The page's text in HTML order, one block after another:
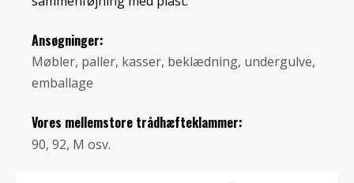
Ansøgninger:
Møbler, paller, kasser, beklædning, undergulve,
emballage
Vores mellemstore trådhæfteklammer:
90, 92, M osv.